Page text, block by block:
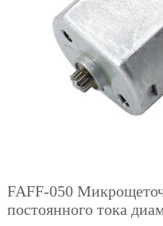
FAFF-050
постоянного тока